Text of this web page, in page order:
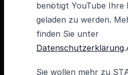
benötigt YouTube Ihre
geladen zu werden.
finden Sie unter
Datenschutzerklärung
Sie wollen mehr zu